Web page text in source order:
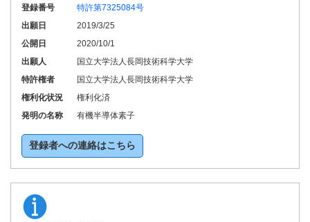
登録番号
特許第7325084号
出願日
2019/3/25
公開日
2020/10/1
出願人
国立大学法人長岡技術科学大学
特許権者
国立大学法人長岡技術科学大学
権利化状況
権利化済
発明の名称
有機半導体素子
登録者への連絡はこちら